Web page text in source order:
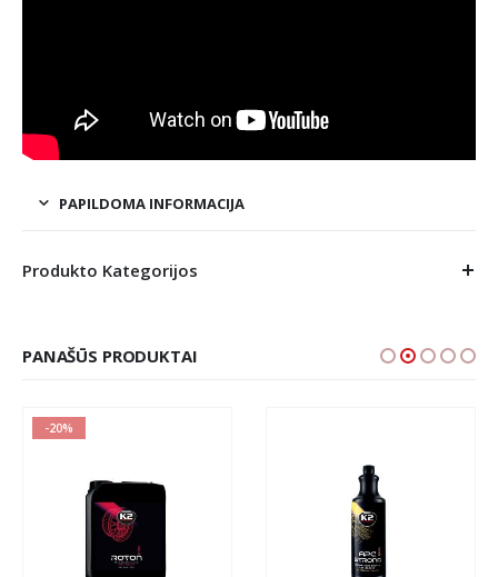
PAPILDOMA INFORMACIJA
Produkto Kategorijos
PANAŠŪS PRODUKTAI
-20%